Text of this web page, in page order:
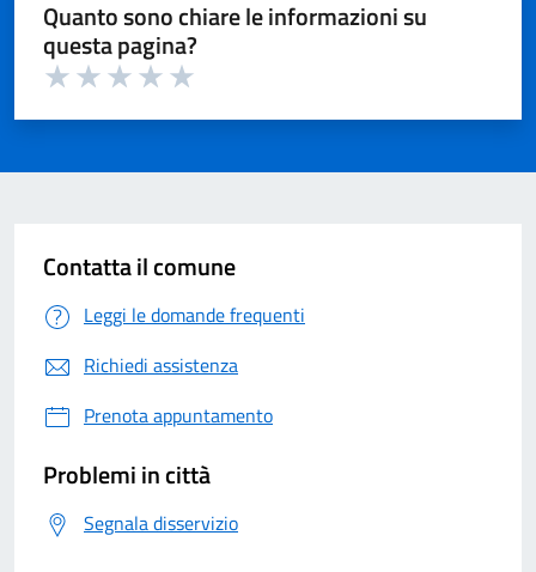
Quanto sono chiare le informazioni su
questa pagina?
Contatta il comune
Leggi le domande frequenti
Richiedi assistenza
Prenota appuntamento
Problemi in città
Segnala disservizio